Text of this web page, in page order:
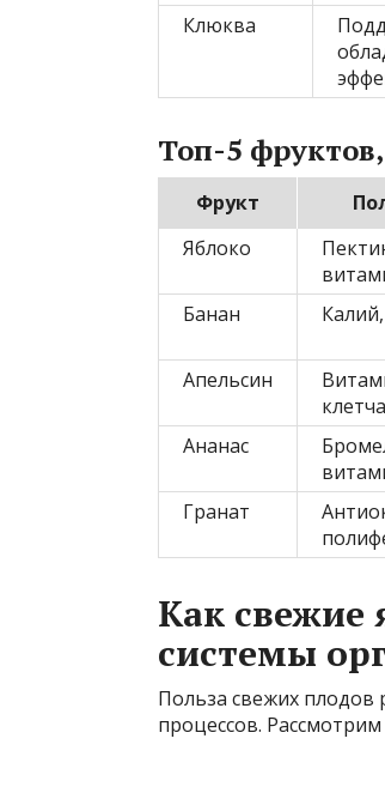
Клюква
Топ-5
Фрукт
Яблоко
Банан
Апельсин
Ананас
Гранат
Как свежие
системы
Польза свежих плодов
процессов.